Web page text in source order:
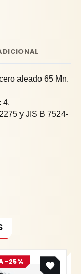
aleado 65 Mn.
4.
y JIS B 7524-
-25%
Original
price
was:
Current
price
is: